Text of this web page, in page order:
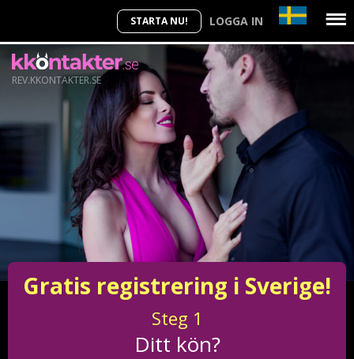
STARTA NU! LOGGA IN
REV.KKONTAKTER.SE
Gratis registrering i Sverige!
Steg 1
Ditt kön?